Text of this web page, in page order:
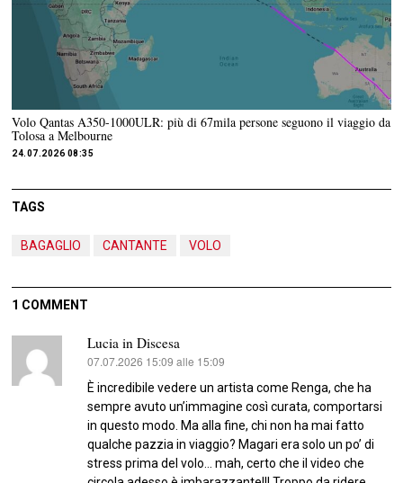
Volo Qantas A350-1000ULR: più di 67mila persone seguono il viaggio da
Tolosa a Melbourne
24.07.2026 08:35
TAGS
BAGAGLIO CANTANTE VOLO
1 COMMENT
Lucia in Discesa
ha
detto:
07.07.2026 15:09 alle 15:09
È incredibile vedere un artista come Renga, che ha
sempre avuto un’immagine così curata, comportarsi
in questo modo. Ma alla fine, chi non ha mai fatto
qualche pazzia in viaggio? Magari era solo un po’ di
stress prima del volo… mah, certo che il video che